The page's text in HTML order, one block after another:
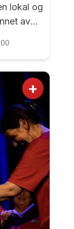
lokal og
av
de tok
alle
ut som
fra sin
utsette på
år gamle
+